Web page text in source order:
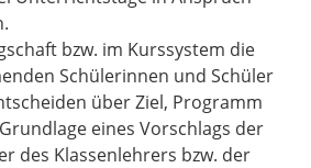
bzw. im Kurssystem die
Schülerinnen und Schüler
über Ziel, Programm
eines Vorschlags der
des Klassenlehrers bzw. der